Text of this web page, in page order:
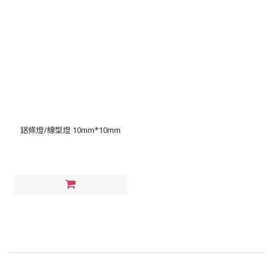
鋁條燈/線型燈 10mm*10mm